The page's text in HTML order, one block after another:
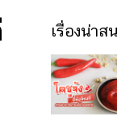
เรื่องน่า